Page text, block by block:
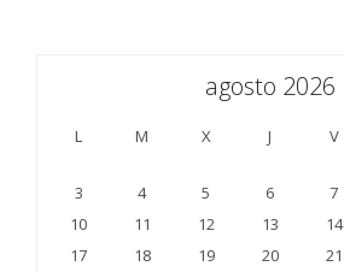
agosto 2026
L M X J V
3
4 5 6 7
10
11 12 13 14
17
18 19 20 21